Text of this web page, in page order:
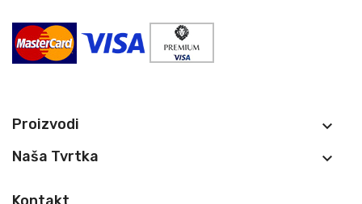
Proizvodi 
Naša Tvrtka 
Kontakt